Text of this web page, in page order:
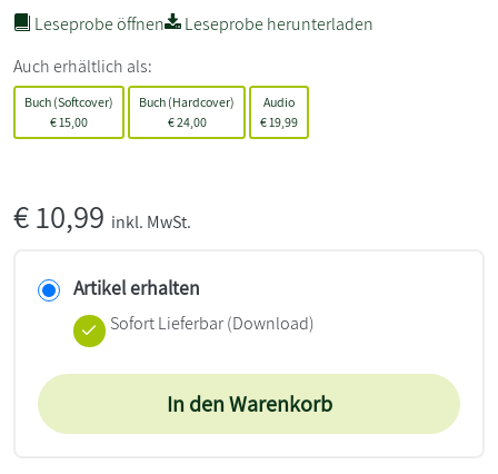
Leseprobe öffnen
Leseprobe herunterladen
Auch erhältlich als:
Buch (Softcover)
€ 15,00
Buch (Hardcover)
€24,00
Audio
€ 19,99
€10,99 inkl. MwSt.
Artikel erhalten
Sofort Lieferbar (Download)
In den Warenkorb